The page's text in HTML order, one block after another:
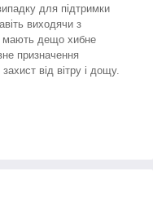
для підтримки
виходячи з
мають дещо хибне
призначення
від вітру і дощу.